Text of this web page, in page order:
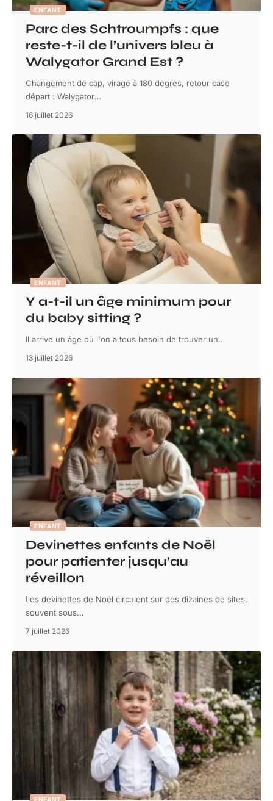
ENFANT
Parc des Schtroumpfs : que
reste-t-il de l’univers bleu à
Walygator Grand Est ?
Changement de cap, virage à 180 degrés, retour case
départ : Walygator…
16 juillet 2026
ENFANT
Y a-t-il un âge minimum pour
du baby sitting ?
Il arrive un âge où l'on a tous besoin de trouver un…
13 juillet 2026
ENFANT
Devinettes enfants de Noël
pour patienter jusqu’au
réveillon
Les devinettes de Noël circulent sur des dizaines de sites,
souvent sous…
7 juillet 2026
ENFANT